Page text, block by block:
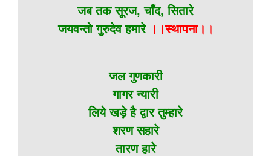
जब तक सूरज, चाँद, सितारे
जयवन्तो गुरुदेव हमारे ।।स्थापना।।
जल गुणकारी
गागर न्यारी
लिये खड़े है द्वार तुम्हारे
शरण सहारे
तारण हारे